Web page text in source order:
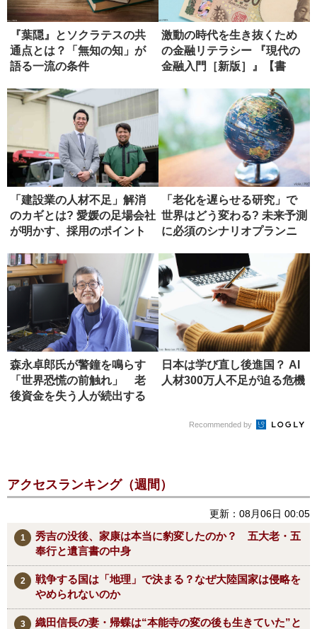
『葉隠』とソクラテスの共
通点とは？「無知の知」が
語る一流の条件
激動の時代を生き抜くため
の金融リテラシー 『現代の
金融入門［新版］』【書
「建設業の人材不足」解消
のカギとは? 愛媛の足場会社
が明かす、採用のポイント
「老化を遅らせる研究」で
世界はどう変わる? 未来予測
に必須のシナリオプランニ
森永卓郎氏が警鐘を鳴らす
「世界恐慌の前触れ」 老
後資金を失う人が続出する
日本は学び直し後進国？ AI
人材300万人不足が迫る危機
Recommended by
アクセスランキング（週間）
更新：08月06日 00:05
秀吉の没後、家康は本当に豹変したのか？ 五大老・五
奉行と遺言書の中身
戦争する国は「地理」で決まる？なぜ大陸国家は侵略を
やめられないのか
織田信長の妻・帰蝶は“本能寺の変の後も生きていた”と